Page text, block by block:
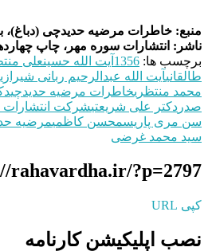
منبع: خاطرات مرضیه حدیدچی
ناشر: انتشارات سوره مهر، چاپ چهاردهم: ۱۳۹۰، ص ۱۳۶
برچسب ها: 1356 آیت الله حسینعلی
طالقانیآیت الله عبدالرحیم ربانی شیرازی
محمد منتظریخاطرات مرضیه حدیدچی
صدر دکتر علی شریعتیشرکت انتشارات‌
سن مرى پاریسمحسن کاظمیمرضیه
سید محمد غرضی
rahavardha.ir/?p=2797
کپی URL
نصب اپلیکیشن کارنامه